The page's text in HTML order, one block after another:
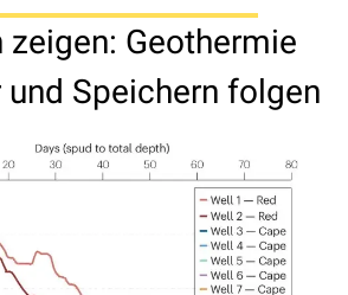
zeigen: Geothermie
und Speichern folgen